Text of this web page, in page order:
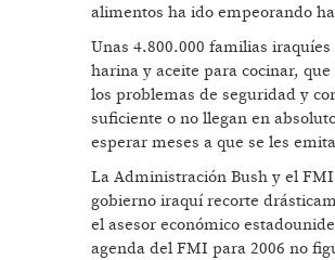
alimentos ha ido empeorando
Unas 4.800.000 familias
harina y aceite para cocinar,
los problemas de seguridad y
suficiente o no llegan en
esperar meses a que se les
La Administración Bush y el
gobierno iraquí recorte
el asesor económico
agenda del FMI para 2006 no